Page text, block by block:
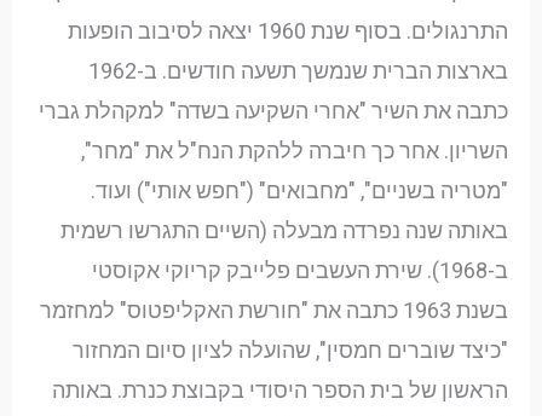
התרנגולים. בסוף שנת 1960 יצאה לסיבוב הופעות
בארצות הברית שנמשך תשעה חודשים. ב-1962
כתבה את השיר "אחרי השקיעה בשדה" למקהלת גברי
השריון. אחר כך חיברה ללהקת הנח"ל את "מחר",
"מטריה בשניים", "מחבואים" ("חפש אותי") ועוד.
באותה שנה נפרדה מבעלה (השיים התגרשו רשמית
ב-1968). שירת העשבים פלייבק קריוקי אקוסטי
בשנת 1963 כתבה את "חורשת האקליפטוס" למחזמר
"כיצד שוברים חמסין", שהועלה לציון סיום המחזור
הראשון של בית הספר היסודי בקבוצת כנרת. באותה